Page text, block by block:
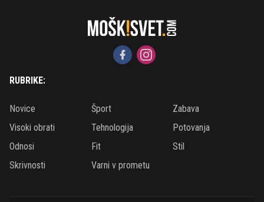
RUBRIKE:
Novice Šport
Zabava
Visoki obrati
Tehnologija
Potovanja
Odnosi
Fit
Stil
Skrivnosti
Varni v prometu